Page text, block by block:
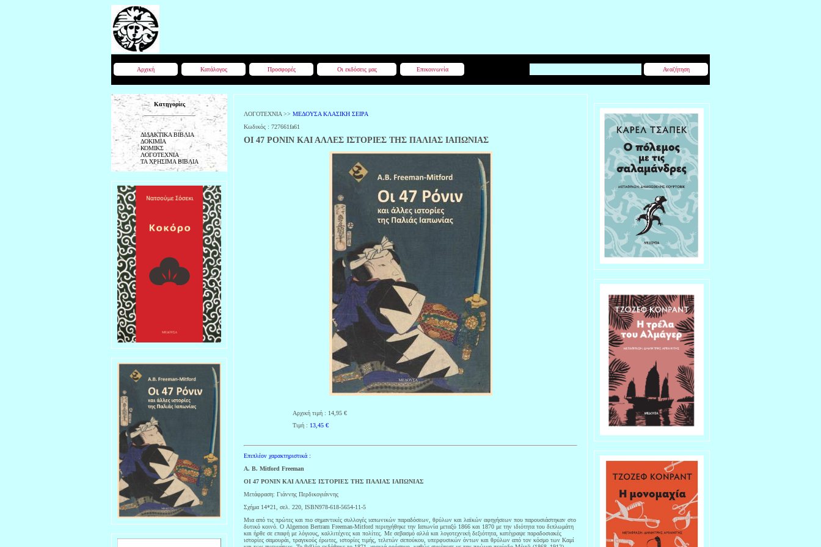
Αρχική Κατάλογος Προσφορές Οι εκδόσεις μας Επικοινωνία Αναζήτηση
Κατηγορίες
ΔΙΔΑΚΤΙΚΑ ΒΙΒΛΙΑ
ΔΟΚΙΜΙΑ
ΚΟΜΙΚΣ
ΛΟΓΟΤΕΧΝΙΑ
ΤΑ ΧΡΗΣΙΜΑ ΒΙΒΛΙΑ
ΛΟΓΟΤΕΧΝΙΑ >> ΜΕΔΟΥΣΑ ΚΛΑΣΙΚΗ ΣΕΙΡΑ
Κωδικός : 727661fa61
ΟΙ 47 ΡΟΝΙΝ ΚΑΙ ΑΛΛΕΣ ΙΣΤΟΡΙΕΣ ΤΗΣ ΠΑΛΙΑΣ ΙΑΠΩΝΙΑΣ
Αρχική τιμή : 14,95 €
Τιμή : 13,45 €
Επιπλέον χαρακτηριστικά :
A. B. Mitford Freeman
ΟΙ 47 ΡΟΝΙΝ ΚΑΙ ΑΛΛΕΣ ΙΣΤΟΡΙΕΣ ΤΗΣ ΠΑΛΙΑΣ ΙΑΠΩΝΙΑΣ
Μετάφραση: Γιάννης Περδικογιάννης
Σχήμα 14*21, σελ. 220, ISBN978-618-5654-11-5
Μια από τις πρώτες και πιο σημαντικές συλλογές ιαπωνικών παραδόσεων, θρύλων και λαϊκών αφηγήσεων που παρουσιάστηκαν στο
δυτικό κοινό. Ο Algernon Bertram Freeman-Mitford περιηγήθηκε την Ιαπωνία μεταξύ 1866 και 1870 με την ιδιότητα του διπλωμάτη
και ήρθε σε επαφή με λόγιους, καλλιτέχνες και πολίτες. Με σεβασμό αλλά και λογοτεχνική δεξιότητα, κατέγραψε παραδοσιακές
ιστορίες σαμουράι, τραγικούς έρωτες, ιστορίες τιμής, τελετών σεπούκου, υπερφυσικών όντων και θρύλων από τον κόσμο των Καμί